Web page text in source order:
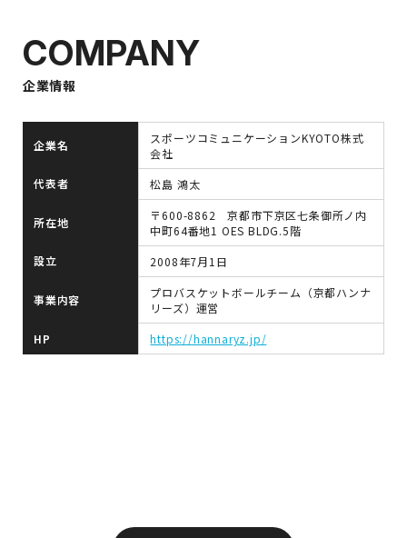
COMPANY
企業情報
企業名
スポーツコミュニケーションKYOTO株式
会社
代表者
松島 鴻太
所在地
〒600-8862 京都市下京区七条御所ノ内
中町64番地1 OES BLDG.5階
設立
2008年7月1日
事業内容
プロバスケットボールチーム（京都ハンナ
リーズ）運営
HP
https://hannaryz.jp/